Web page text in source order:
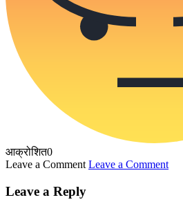
आक्रोशित0
Leave a Comment Leave a Comment
Leave a Reply